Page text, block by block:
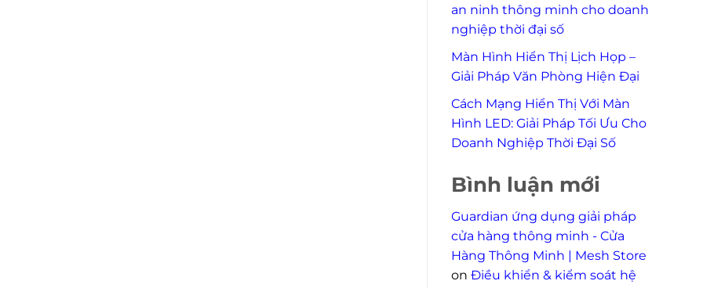
an ninh thông minh cho doanh
nghiệp thời đại số
Màn Hình Hiển Thị Lịch Họp –
Giải Pháp Văn Phòng Hiện Đại
Cách Mạng Hiển Thị Với Màn
Hình LED: Giải Pháp Tối Ưu Cho
Doanh Nghiệp Thời Đại Số
Bình luận mới
Guardian ứng dụng giải pháp
cửa hàng thông minh - Cửa
Hàng Thông Minh | Mesh Store
on Điều khiển & kiểm soát hệ